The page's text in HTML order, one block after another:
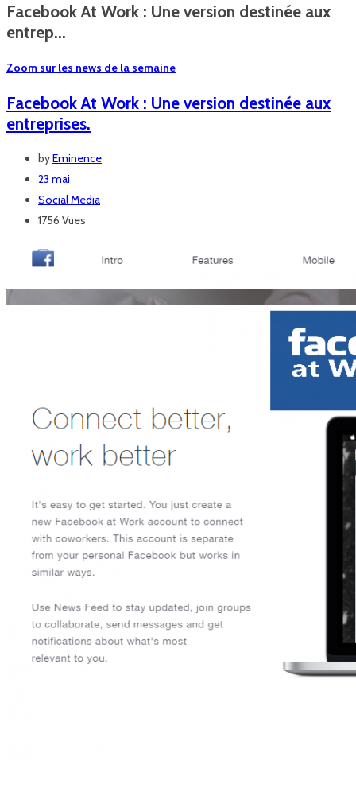
Facebook At Work : Une version destinée aux
entrep...
Zoom sur les news de la semaine
Facebook At Work : Une version destinée aux
entreprises.
byEminence
23 mai
Social Media
1756 Vues